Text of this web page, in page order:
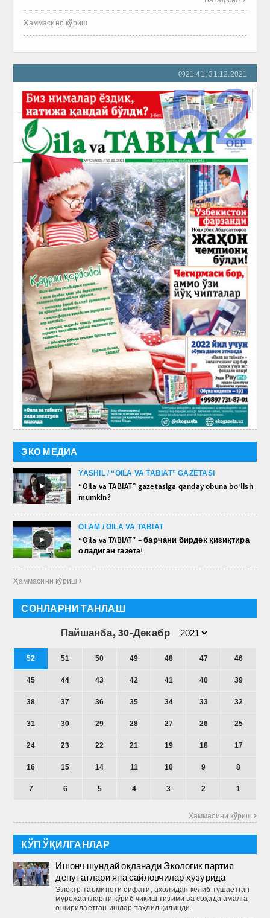
Ҳаммасино кўриш
🕔21:41, 31.12.2021
52
ЭКО МЕДИА
►
YASHIL / “OILA VA TABIAT” GAZETASI
“Oila va TABIAT” gazetasiga qanday obuna bo‘lish
mumkin?
►
OLAM / OILA VA TABIAT
“Oila va TABIAT” – барчани бирдек қизиқтира
оладиган газета!
Ҳаммасини кўриш 
СОНЛАРНИ ТАНЛАШ
Пайшанба, 30-Декабр
52 51 50 49 48 47 46
45 44 43 42 41 40 39
38 37 36 35 34 33 32
31 30 29 28 27 26 25
24 23 22 21 19 18 17
16 15 14 11 10 9 8
7 6 5 4 3 2 1
Ҳаммасини кўриш 
КЎП ЎҚИЛГАНЛАР
Ишонч шундай оқланади Экологик партия
депутатлари яна сайловчилар ҳузурида
Электр таъминоти сифати, аҳолидан келиб тушаётган
мурожаатларни кўриб чиқиш тизими ва соҳада амалга
оширилаётган ишлар таҳлил қилинди.